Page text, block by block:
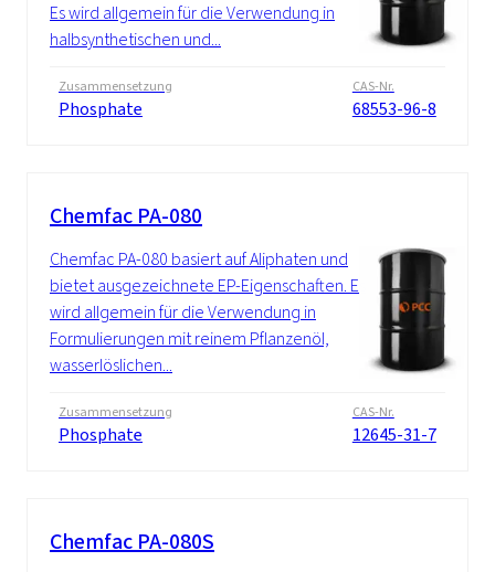
Es wird allgemein für die Verwendung in
halbsynthetischen und...
Zusammensetzung
Phosphate
CAS-Nr.
68553-96-8
Chemfac PA-080
Chemfac PA-080 basiert auf Aliphaten und
bietet ausgezeichnete EP-Eigenschaften. Es
wird allgemein für die Verwendung in
Formulierungen mit reinem Pflanzenöl,
wasserlöslichen...
Zusammensetzung
Phosphate
CAS-Nr.
12645-31-7
Chemfac PA-080S